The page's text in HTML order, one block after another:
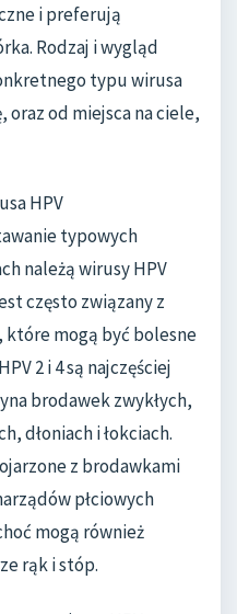
i preferują
Rodzaj i wygląd
typu wirusa
oraz od miejsca na ciele,
HPV
typowych
należą wirusy HPV
często związany z
mogą być bolesne
2 i 4 są najczęściej
brodawek zwykłych,
dłoniach i łokciach.
z brodawkami
płciowych
mogą również
rąk i stóp.